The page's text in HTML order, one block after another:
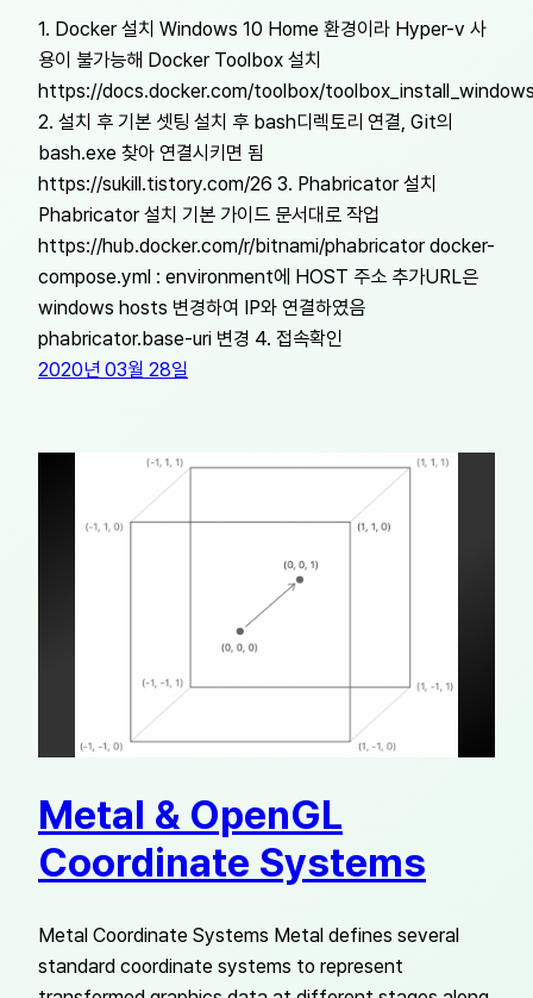
1. Docker 설치 Windows 10 Home 환경이라 Hyper-v 사
용이 불가능해 Docker Toolbox 설치
https://docs.docker.com/toolbox/
2. 설치 후 기본 셋팅 설치 후 bash디렉토리 연결, Git의
bash.exe 찾아 연결시키면 됨
https://sukill.tistory.com/26 3. Phabricator 설치
Phabricator 설치 기본 가이드 문서대로 작업
https://hub.docker.com/r/bitnami/phabricator docker-
compose.yml : environment에 HOST 주소 추가URL은
windows hosts 변경하여 IP와 연결하였음
phabricator.base-uri 변경 4. 접속확인
2020년 03월 28일
Metal & OpenGL
Coordinate Systems
Metal Coordinate Systems Metal defines several
standard coordinate systems to represent